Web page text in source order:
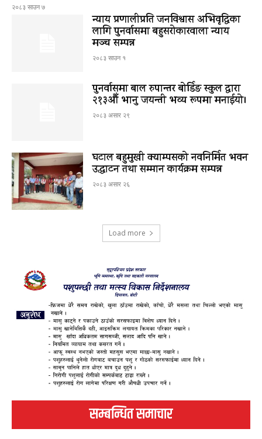
२०८३ साउन ७
न्याय प्रणालीप्रति जनविश्वास अभिवृद्धिका
लागि पुनर्वासमा बहुसरोकारवाला न्याय
मञ्च सम्पन्न
२०८३ साउन १
पुनर्वासमा बाल रुपान्तर बोर्डिङ स्कुल द्धारा
२१३औँ भानु जयन्ती भव्य रूपमा मनाईयो।
२०८३ असार २९
घटाल बहुमुखी क्याम्पसको नवनिर्मित भवन
उद्घाटन तथा सम्मान कार्यक्रम सम्पन्न
२०८३ असार २६
Load more
सम्बन्धित समाचार